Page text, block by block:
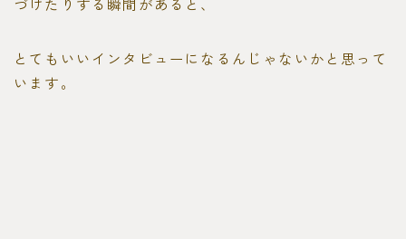
とてもいいインタビューになるんじゃないかと思って
います。